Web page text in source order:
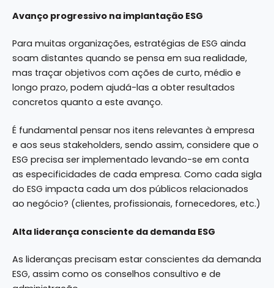
Avanço progressivo na implantação ESG
Para muitas organizações, estratégias de ESG ainda
soam distantes quando se pensa em sua realidade,
mas traçar objetivos com ações de curto, médio e
longo prazo, podem ajudá-las a obter resultados
concretos quanto a este avanço.
É fundamental pensar nos itens relevantes à empresa
e aos seus stakeholders, sendo assim, considere que o
ESG precisa ser implementado levando-se em conta
as especificidades de cada empresa. Como cada sigla
do ESG impacta cada um dos públicos relacionados
ao negócio? (clientes, profissionais, fornecedores, etc.)
Alta liderança consciente da demanda ESG
As lideranças precisam estar conscientes da demanda
ESG, assim como os conselhos consultivo e de